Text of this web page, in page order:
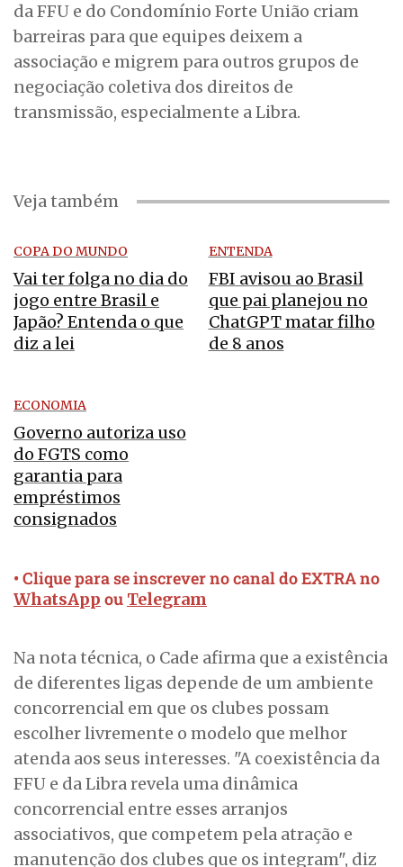
da FFU e do Condomínio Forte União criam
barreiras para que equipes deixem a
associação e migrem para outros grupos de
negociação coletiva dos direitos de
transmissão, especialmente a Libra.
Veja também
COPA DO MUNDO
Vai ter folga no dia do
jogo entre Brasil e
Japão? Entenda o que
diz a lei
ENTENDA
FBI avisou ao Brasil
que pai planejou no
ChatGPT matar filho
de 8 anos
ECONOMIA
Governo autoriza uso
do FGTS como
garantia para
empréstimos
consignados
• Clique para se inscrever no canal do EXTRA no
WhatsApp ou Telegram
Na nota técnica, o Cade afirma que a existência
de diferentes ligas depende de um ambiente
concorrencial em que os clubes possam
escolher livremente o modelo que melhor
atenda aos seus interesses. "A coexistência da
FFU e da Libra revela uma dinâmica
concorrencial entre esses arranjos
associativos, que competem pela atração e
manutenção dos clubes que os integram", diz